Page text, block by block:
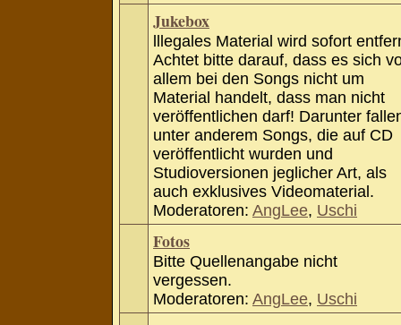
Jukebox
lllegales Material wird sofort
Achtet bitte darauf, dass es sich
allem bei den Songs nicht um
Material handelt, dass man nicht
veröffentlichen darf! Darunter
unter anderem Songs, die auf CD
veröffentlicht wurden und
Studioversionen jeglicher Art, als
auch exklusives Videomaterial.
Moderatoren: AngLee, Uschi
Fotos
Bitte Quellenangabe nicht
vergessen.
Moderatoren: AngLee, Uschi